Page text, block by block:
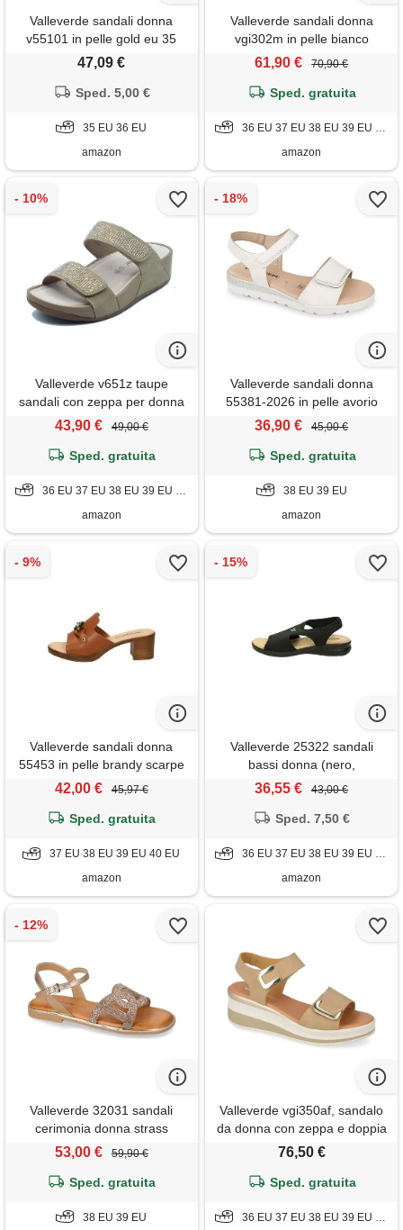
Valleverde sandali donna
v55101 in pelle gold eu 35
47,09 €
Sped. 5,00 €
35 EU 36 EU
amazon
Valleverde sandali donna
vgi302m in pelle bianco
scarpe casual comode,
primavera estate. Eu 37
61,90 € 70,90 €
Sped. gratuita
36 EU 37 EU 38 EU 39 EU 40 EU 41 EU
amazon
Valleverde v651z taupe
sandali con zeppa per donna
in ecopelle con glitter (taglia
43,90 € 49,00 €
Sped. gratuita
36 EU 37 EU 38 EU 39 EU 40 EU
amazon
Valleverde sandali donna
55381-2026 in pelle avorio
scarpe casual comode,
primavera estate. Eu 39
36,90 € 45,00 €
Sped. gratuita
38 EU 39 EU
amazon
Valleverde sandali donna
55453 in pelle brandy scarpe
casual comode, leggere e
estate. Eu 40
42,00 € 45,97 €
Sped. gratuita
37 EU 38 EU 39 EU 40 EU
amazon
Valleverde 25322 sandali
bassi donna (nero,
numeric_38)
36,55 € 43,00 €
Sped. 7,50 €
36 EU 37 EU 38 EU 39 EU 40 EU
amazon
Valleverde 32031 sandali
cerimonia donna strass
bronzo tacco grosso 1cm
53,00 € 59,90 €
Sped. gratuita
38 EU 39 EU
Valleverde vgi350af, sandalo
da donna con zeppa e doppia
regolazione a strappo
calzature eu, adulto, numero,
76,50 €
Sped. gratuita
36 EU 37 EU 38 EU 39 EU 40 EU